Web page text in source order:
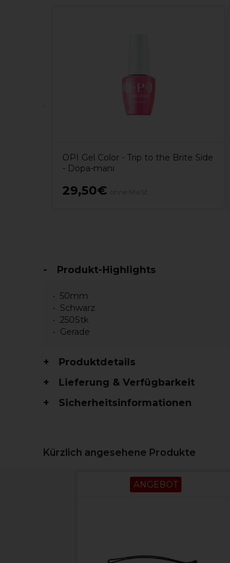
OPI Gel Color - Trip to the Brite Side
- Dopa-mani
29,50€
Produkt-Highlights
50mm
Schwarz
250Stk
Gerade
Produktdetails
Lieferung & Verfügbarkeit
Sicherheitsinformationen
Kürzlich angesehene Produkte
ANGEBOT